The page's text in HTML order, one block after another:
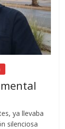
ya llevaba
silenciosa